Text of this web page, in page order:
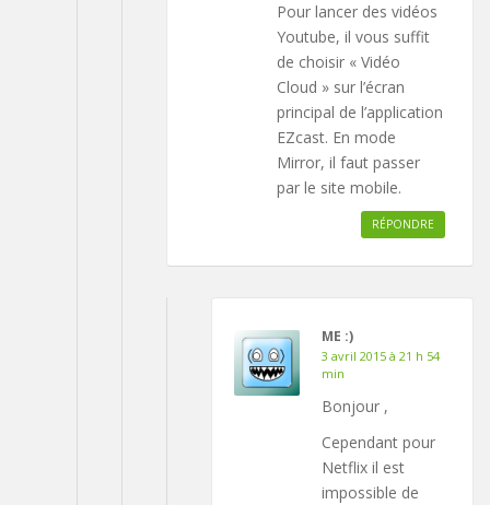
Pour lancer des vidéos
Youtube, il vous suffit
de choisir « Vidéo
Cloud » sur l’écran
principal de l’application
EZcast. En mode
Mirror, il faut passer
par le site mobile.
RÉPONDRE
ME :)
3 avril 2015 à 21 h 54
min
Bonjour ,
Cependant pour
Netflix il est
impossible de